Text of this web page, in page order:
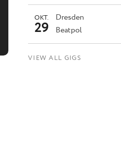
Dresden
OKT.
29 Beatpol
VIEW ALL GIGS